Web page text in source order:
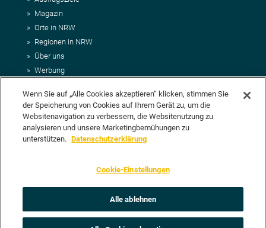
Magazin
Orte in NRW
Regionen in NRW
Über uns
Werbung
Impressum
AGB
Datenschutz
DEIN VORSCHLAG FÜR NRWHITS
vorschlagen? Klasse, dann nutze doch einfach
Unsere Redaktion wird Deinen Vorschlag dann so schnell wie
Wenn Sie auf „Alle Cookies akzeptieren“ klicken, stimmen Sie
der Speicherung von Cookies auf Ihrem Gerät zu, um die
Websitenavigation zu verbessern, die Websitenutzung zu
analysieren und unsere Marketingbemühungen zu
unterstützen. Datenschutzerklärung
Cookie-Einstellungen
Alle ablehnen